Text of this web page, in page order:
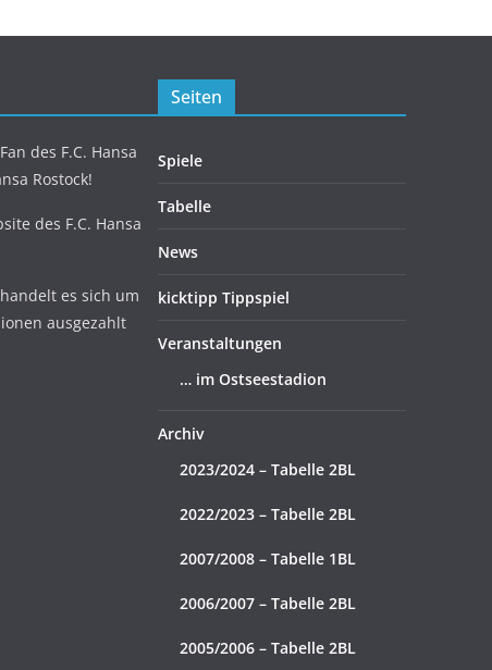
des F.C. Hansa
Rostock!
des F.C. Hansa
es sich um
ausgezahlt
Seiten
Spiele
Tabelle
News
kicktipp Tippspiel
Veranstaltungen
… im Ostseestadion
Archiv
2023/2024 – Tabelle 2BL
2022/2023 – Tabelle 2BL
2007/2008 – Tabelle 1BL
2006/2007 – Tabelle 2BL
2005/2006 – Tabelle 2BL